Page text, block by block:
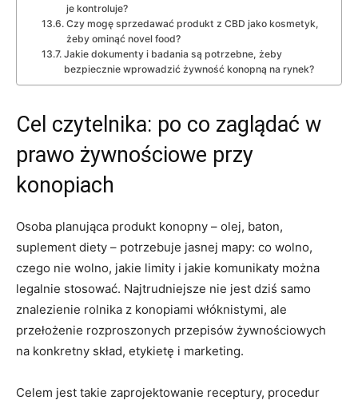
je kontroluje?
Czy mogę sprzedawać produkt z CBD jako kosmetyk,
żeby ominąć novel food?
Jakie dokumenty i badania są potrzebne, żeby
bezpiecznie wprowadzić żywność konopną na rynek?
Cel czytelnika: po co zaglądać w
prawo żywnościowe przy
konopiach
Osoba planująca produkt konopny – olej, baton,
suplement diety – potrzebuje jasnej mapy: co wolno,
czego nie wolno, jakie limity i jakie komunikaty można
legalnie stosować. Najtrudniejsze nie jest dziś samo
znalezienie rolnika z konopiami włóknistymi, ale
przełożenie rozproszonych przepisów żywnościowych
na konkretny skład, etykietę i marketing.
Celem jest takie zaprojektowanie receptury, procedur